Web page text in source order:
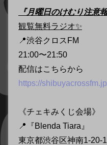
『月曜日のけむり注意報
観覧無料ラジオ✨
📍渋谷クロスFM
21:00〜21:50
配信はこちらから
https://
《チェキみくじ会場》
📍『Blenda Tiara』
東京都渋谷区神南1-20-